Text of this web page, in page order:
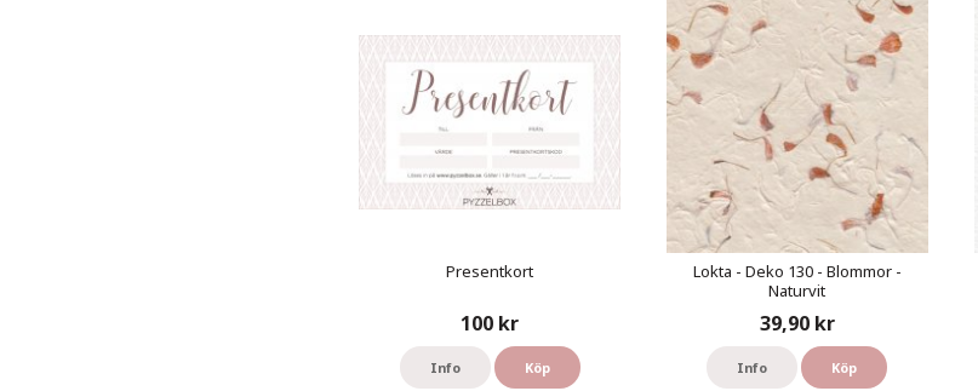
Presentkort
100 kr
Info Köp
Lokta - Deko 130 - Blommor -
Naturvit
39,90 kr
Info Köp